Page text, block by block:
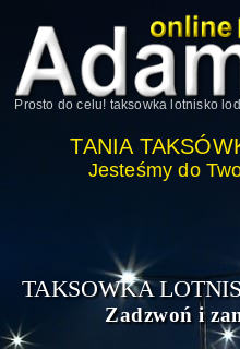
Prosto do celu! taksowka lotnisko
TANIA
Jesteśmy do
TAKSOWKA
Zadzwoń i